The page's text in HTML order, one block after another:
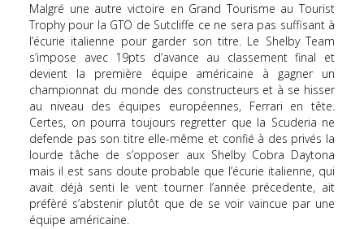
Malgré une autre victoire en Grand Tourisme au Tourist
Trophy pour la GTO de Sutcliffe ce ne sera pas suffisant à
l’écurie italienne pour garder son titre. Le Shelby Team
s’impose avec 19pts d’avance au classement final et
devient la première équipe américaine à gagner un
championnat du monde des constructeurs et à se hisser
au niveau des équipes européennes, Ferrari en tête.
Certes, on pourra toujours regretter que la Scuderia ne
defende pas son titre elle-même et confié à des privés la
lourde tâche de s’opposer aux Shelby Cobra Daytona
mais il est sans doute probable que l’écurie italienne, qui
avait déjà senti le vent tourner l’année précedente, ait
préfèré s’abstenir plutôt que de se voir vaincue par une
équipe américaine.